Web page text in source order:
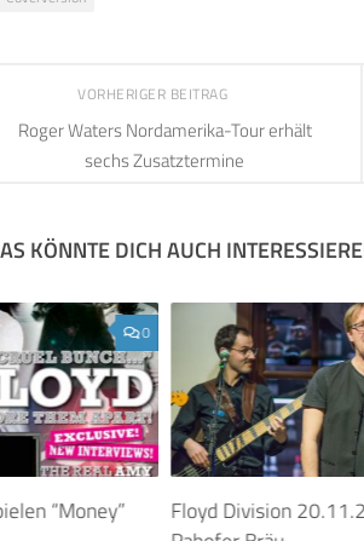
VORHERIGER BEITRAG
Roger Waters Nordamerika-Tour erhält
sechs Zusatztermine
KÖNNTE DICH AUCH
Floyd Division
0
“Money”